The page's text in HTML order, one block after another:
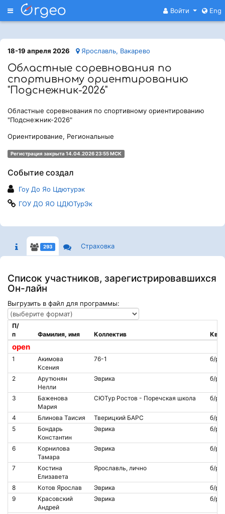
Меню Войти Eng
18-19 апреля 2026 Ярославль, Вакарево
Областные соревнования по
спортивному ориентированию
"Подснежник-2026"
Областные соревнования по спортивному ориентированию
"Подснежник-2026"
Ориентирование, Региональные
Регистрация закрыта 14.04.2026 23:55 МСК
Событие создал
Гоу До Яо Цдютурэк
ГОУ ДО ЯО ЦДЮТурЭк
293 Страховка
Список участников, зарегистрировавшихся
Он-лайн
Выгрузить в файл для программы:
open
П/
п
Фамилия, имя Коллектив
1
Акимова
Ксения
76-1 б/р
2
Арутюнян
Нелли
Эврика б/р
3
Баженова
Мария
СЮТур Ростов - Поречская школа б/р
4 Блинова Таисия Тверицкий БАРС
б/р
5
Бондарь
Константин
Эврика б/р
6
Корнилова
Тамара
Эврика б/р
7
Костина
Елизавета
Ярославль, лично б/р
8 Котов Ярослав Эврика
б/р
9
Красовский
Андрей
Эврика б/р